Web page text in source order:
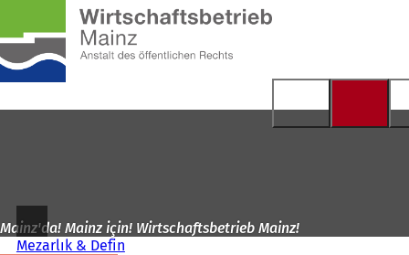
İçeriğe atla
Mainz'da! Mainz için! Wirtschaftsbetrieb Mainz!
Mezarlık & Defin